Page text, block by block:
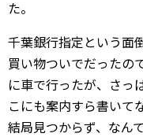
た。
千葉銀行指定という面
買い物ついでだったの
に車で行ったが、さっ
こにも案内すら書いて
結局見つからず、なん